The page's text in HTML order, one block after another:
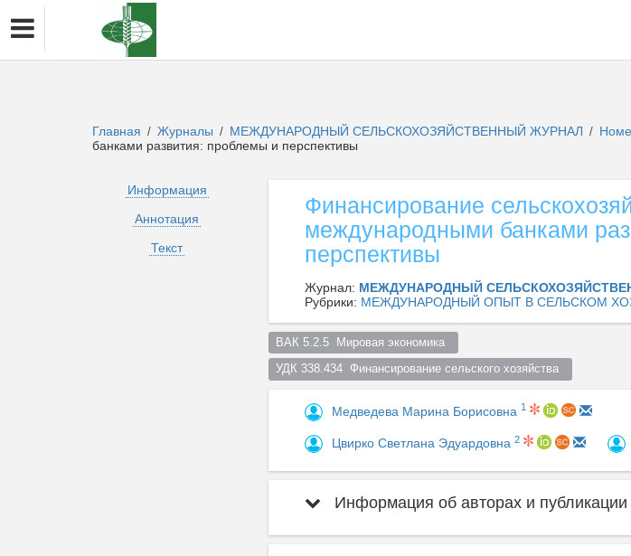
Главная / Журналы / МЕЖДУНАРОДНЫЙ СЕЛЬСКОХОЗЯЙСТВЕННЫЙ ЖУРНАЛ /
банками развития: проблемы и перспективы
Информация
Аннотация
Текст
Финансирование
международными банками
перспективы
Журнал: МЕЖДУНАРОДНЫЙ
Рубрики: МЕЖДУНАРОДНЫЙ ОПЫТ В СЕЛЬСКОМ
ВАК 5.2.5  Мировая экономика
УДК 338.434  Финансирование сельского хозяйства
Медведева Марина Борисовна 1
Цвирко Светлана Эдуардовна 2
Информация об авторах и публикации